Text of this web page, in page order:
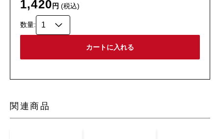
1,420 円 (税込)
数量:
関連商品